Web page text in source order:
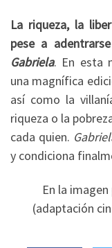
La riqueza, la
pese a
Gabriela. En esta
una magnífica
así como la
riqueza o la
cada quien.
y condiciona
En la
(adaptación